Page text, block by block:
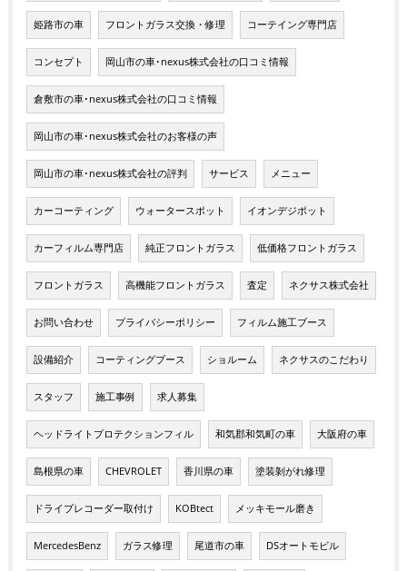
姫路市の車 フロントガラス交換・修理 コーテイング専門店
コンセプト 岡山市の車･nexus株式会社の口コミ情報
倉敷市の車･nexus株式会社の口コミ情報
岡山市の車･nexus株式会社のお客様の声
岡山市の車･nexus株式会社の評判 サービス メニュー
カーコーティング ウォータースポット イオンデジポット
カーフィルム専門店 純正フロントガラス 低価格フロントガラス
フロントガラス 高機能フロントガラス 査定 ネクサス株式会社
お問い合わせ プライバシーポリシー フィルム施工ブース
設備紹介 コーティングブース ショルーム ネクサスのこだわり
スタッフ 施工事例 求人募集
ヘッドライトプロテクションフィル 和気郡和気町の車 大阪府の車
島根県の車 CHEVROLET 香川県の車 塗装剝がれ修理
ドライブレコーダー取付け KOBtect メッキモール磨き
MercedesBenz ガラス修理 尾道市の車 DSオートモビル